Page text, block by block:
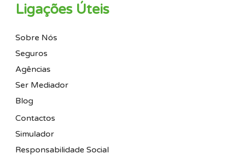
Ligações Úteis
Sobre Nós
Seguros
Agências
Ser Mediador
Blog
Contactos
Simulador
Responsabilidade Social